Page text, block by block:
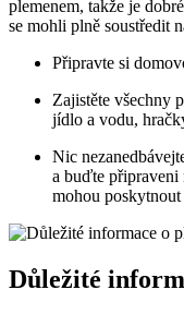
plemenem, takže je
se mohli plně soustředit
Připravte si
Zajistěte všechny
jídlo a vodu,
Nic
a buďte připraveni
mohou poskytnout
Důležité